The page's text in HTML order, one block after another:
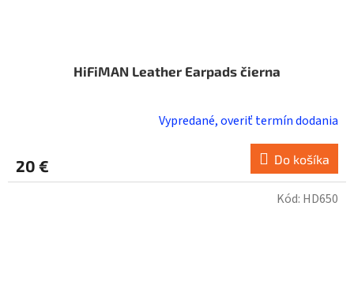
HiFiMAN Leather Earpads čierna
Vypredané, overiť termín dodania
20 € Do košíka
Kód: HD650